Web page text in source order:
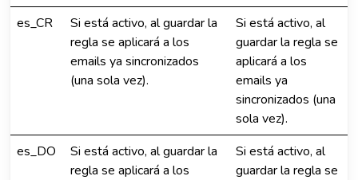
es_CR
Si está activo, al guardar la
regla se aplicará a los
emails ya sincronizados
(una sola vez).
Si está activo, al
guardar la regla se
aplicará a los
emails ya
sincronizados (una
sola vez).
es_DO
Si está activo, al guardar la
regla se aplicará a los
Si está activo, al
guardar la regla se